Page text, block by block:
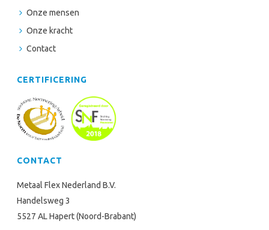
Onze mensen
Onze kracht
Contact
CERTIFICERING
CONTACT
Metaal Flex Nederland B.V.
Handelsweg 3
5527 AL Hapert (Noord-Brabant)